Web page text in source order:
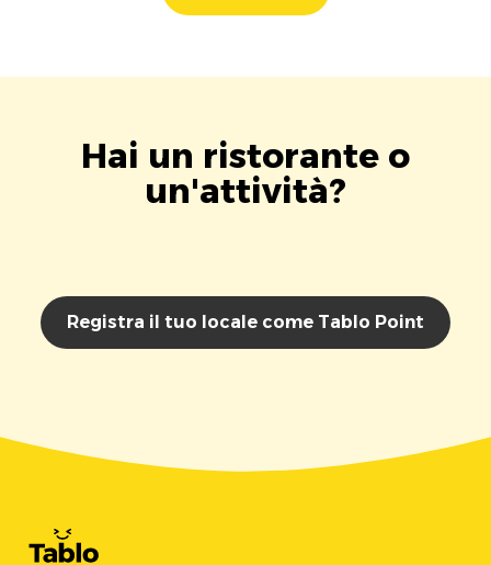
Hai un ristorante o
un'attività?
Registra il tuo locale come Tablo Point